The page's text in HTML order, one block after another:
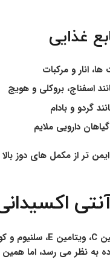
غذایی
انار و مرکبات
اسفناج، بروکلی و هویج
گردو و بادام
دارویی ملایم
تر از مکمل های دوز
به نظر می رسد، اما